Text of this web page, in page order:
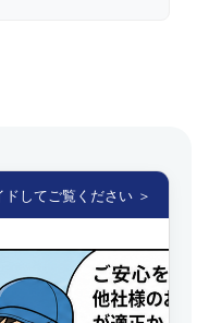
ドしてご覧ください ＞